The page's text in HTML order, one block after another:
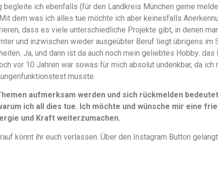
ich ebenfalls (für den Landkreis München gerne
dem was ich alles tue möchte ich aber keinesfalls
dass es viele unterschiedliche Projekte gibt, in denen
und inzwischen wieder ausgeübter Beruf liegt übrigens im
Ja, und dann ist da auch noch mein geliebtes Hobby:
vor 10 Jahren war sowas für mich absolut undenkbar, da ich
musste.
aufmerksam werden und sich rückmelden
ich all dies tue. Ich möchte und wünsche mir eine
und Kraft weiterzumachen.
könnt ihr euch verlassen. Über den Instagram Button